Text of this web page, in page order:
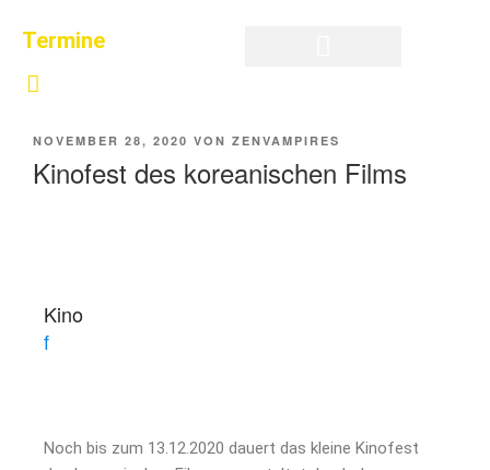
Termine
NOVEMBER 28, 2020 VON ZENVAMPIRES
Kinofest des koreanischen Films
Kino
f
Noch bis zum 13.12.2020 dauert das kleine Kinofest